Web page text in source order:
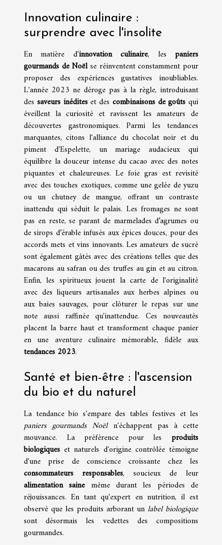
Innovation culinaire :
surprendre avec l'insolite
En matière d'innovation culinaire, lespaniers
gourmands de Noëlse réinventent constamment pour
proposer des expériences gustatives inoubliables.
L'année 2023 ne déroge pas à la règle, introduisant
des saveurs inéditeset des combinaisons de goûts qui
éveillent la curiosité et ravissent les amateurs de
découvertes gastronomiques. Parmi les tendances
marquantes, citons l'alliance du chocolat noir et du
piment d'Espelette, un mariage audacieux qui
équilibre la douceur intense du cacao avec des notes
piquantes et chaleureuses. Le foie gras est revisité
avec des touches exotiques, comme une gelée de yuzu
ou un chutney de mangue, offrant un contraste
inattendu qui séduit le palais. Les fromages ne sont
pas en reste, se parant de marmelades d’agrumes ou
de sirops d’érable infusés aux épices douces, pour des
accords mets et vins innovants. Les amateurs de sucré
sont également gâtés avec des créations telles que des
macarons au safran ou des truffes au gin et au citron.
Enfin, les spiritueux jouent la carte de l'originalité
avec des liqueurs artisanales aux herbes alpines ou
aux baies sauvages, pour clôturer le repas sur une
note aussi raffinée qu'inattendue. Ces nouveautés
placent la barre haut et transforment chaque panier
en une aventure culinaire mémorable, fidèle aux
tendances 2023.
Santé et bien-être : l'ascension
du bio et du naturel
La tendance bio s'empare des tables festives et les
paniers gourmands Noëln'échappent pas à cette
mouvance. La préférence pour les produits
biologiques et naturels d'origine contrôlée témoigne
d'une prise de conscience croissante chez les
consommateurs responsables, soucieux de leur
alimentation sainemême durant les périodes de
réjouissances. En tant qu'expert en nutrition, il est
observé que les produits arborant un label biologique
sont désormais les vedettes des compositions
gourmandes.